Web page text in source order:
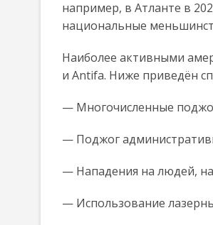
например, в Атланте в
национальные
Наиболее активными
и Antifa. Ниже приведён
— Многочисленные
— Поджог
— Нападения на людей,
— Использование